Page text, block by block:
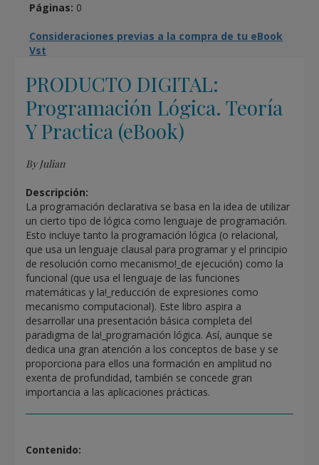
Páginas: 0
Consideraciones previas a la compra de tu eBook
Vst
PRODUCTO DIGITAL:
Programación Lógica. Teoría
Y Practica (eBook)
By Julian
Descripción:
La programación declarativa se basa en la idea de utilizar
un cierto tipo de lógica como lenguaje de programación.
Esto incluye tanto la programación lógica (o relacional,
que usa un lenguaje clausal para programar y el principio
de resolución como mecanismo!_de ejecución) como la
funcional (que usa el lenguaje de las funciones
matemáticas y la!_reducción de expresiones como
mecanismo computacional). Este libro aspira a
desarrollar una presentación básica completa del
paradigma de la!_programación lógica. Así, aunque se
dedica una gran atención a los conceptos de base y se
proporciona para ellos una formación en amplitud no
exenta de profundidad, también se concede gran
importancia a las aplicaciones prácticas.
Contenido: